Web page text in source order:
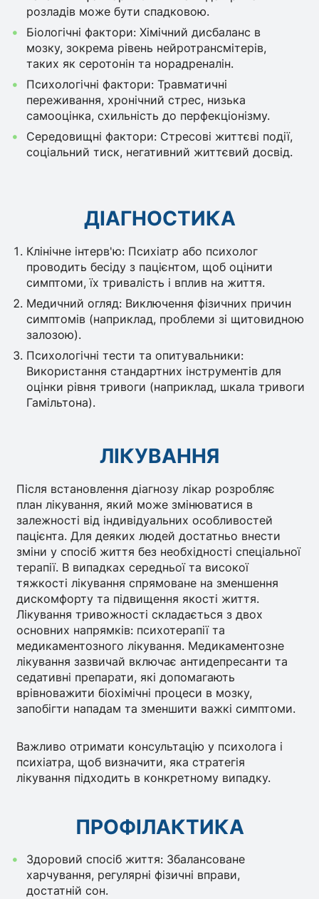
розладів може бути спадковою.
Біологічні фактори: Хімічний дисбаланс в
мозку, зокрема рівень нейротрансмітерів,
таких як серотонін та норадреналін.
Психологічні фактори: Травматичні
переживання, хронічний стрес, низька
самооцінка, схильність до перфекціонізму.
Середовищні фактори: Стресові життєві події,
соціальний тиск, негативний життєвий досвід.
ДІАГНОСТИКА
Клінічне інтерв'ю: Психіатр або психолог
проводить бесіду з пацієнтом, щоб оцінити
симптоми, їх тривалість і вплив на життя.
Медичний огляд: Виключення фізичних причин
симптомів (наприклад, проблеми зі щитовидною
залозою).
Психологічні тести та опитувальники:
Використання стандартних інструментів для
оцінки рівня тривоги (наприклад, шкала тривоги
Гамільтона).
ЛІКУВАННЯ
Після встановлення діагнозу лікар розробляє
план лікування, який може змінюватися в
залежності від індивідуальних особливостей
пацієнта. Для деяких людей достатньо внести
зміни у спосіб життя без необхідності спеціальної
терапії. В випадках середньої та високої
тяжкості лікування спрямоване на зменшення
дискомфорту та підвищення якості життя.
Лікування тривожності складається з двох
основних напрямків: психотерапії та
медикаментозного лікування. Медикаментозне
лікування зазвичай включає антидепресанти та
седативні препарати, які допомагають
врівноважити біохімічні процеси в мозку,
запобігти нападам та зменшити важкі симптоми.
Важливо отримати консультацію у психолога і
психіатра, щоб визначити, яка стратегія
лікування підходить в конкретному випадку.
ПРОФІЛАКТИКА
Здоровий спосіб життя: Збалансоване
харчування, регулярні фізичні вправи,
достатній сон.